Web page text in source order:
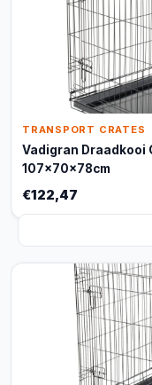
TRANSPORT CRATES
Vadigran Draadkooi
107x70x78cm
€122,47